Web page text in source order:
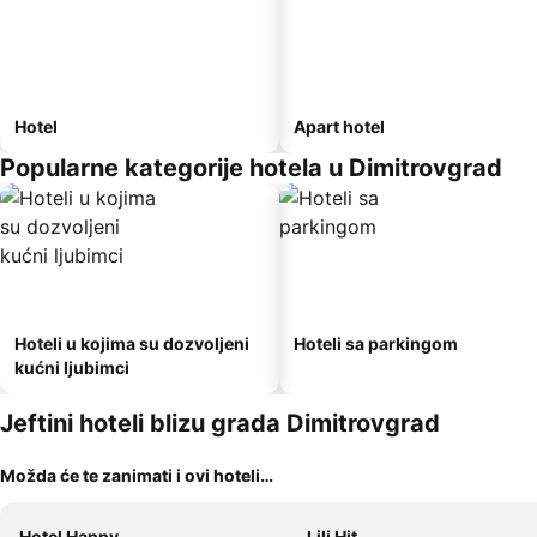
Hotel Apart hotel
Popularne kategorije hotela u Dimitrovgrad
Hoteli u kojima su dozvoljeni
kućni ljubimci
Hoteli sa parkingom
Jeftini hoteli blizu grada Dimitrovgrad
Možda će te zanimati i ovi hoteli…